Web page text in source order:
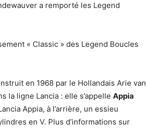
a remporté les Legend
« Classic » des Legend Boucles
en 1968 par le Hollandais Arie van
la ligne Lancia : elle s’appelle Appia
Appia, à l’arrière, un essieu
en V. Plus d’informations sur